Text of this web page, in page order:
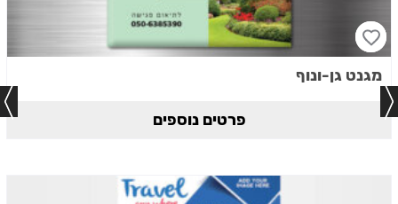
מגנט גן-ונוף
פרטים נוספים